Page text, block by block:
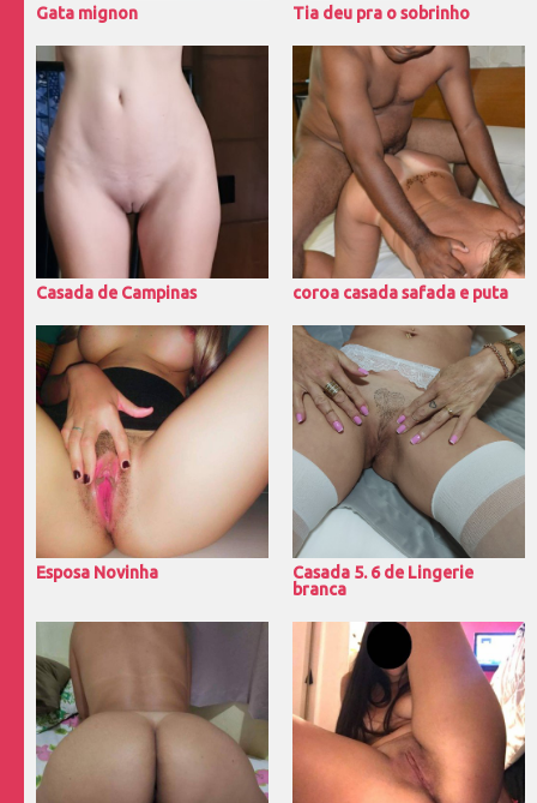
Gata mignon Tia deu pra o sobrinho
Casada de Campinas coroa casada safada e puta
Esposa Novinha
Casada 5. 6 de Lingerie
branca